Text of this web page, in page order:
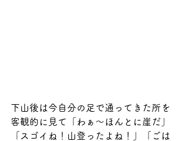
下山後は今自分の足で通ってきた所を
客観的に見て「わぁ～ほんとに崖だ」
「スゴイね！山登ったよね！」「ごは